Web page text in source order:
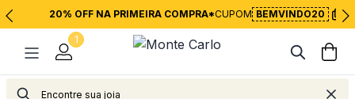
20% OFF NA PRIMEIRA COMPRA*CUPOM BEMVINDO20
1